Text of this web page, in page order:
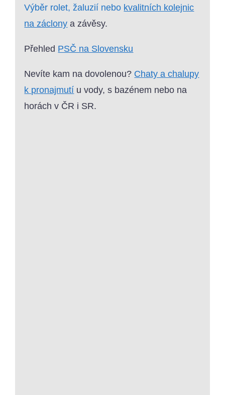
Výběr rolet, žaluzií nebo kvalitních kolejnic
na záclony a závěsy.
Přehled PSČ na Slovensku
Nevíte kam na dovolenou? Chaty a chalupy
k pronajmutí u vody, s bazénem nebo na
horách v ČR i SR.